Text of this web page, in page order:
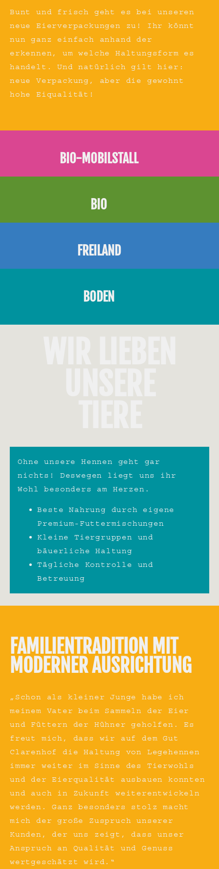
Bunt und frisch geht es bei unseren
neue Eierverpackungen zu! Ihr könnt
nun ganz einfach anhand der
erkennen, um welche Haltungsform es
handelt. Und natürlich gilt hier:
neue Verpackung, aber die gewohnt
hohe Eiqualität!
BIO-MOBILSTALL
BIO
FREILAND
BODEN
Ohne unsere Hennen geht gar
nichts! Deswegen liegt uns ihr
Wohl besonders am Herzen.
Beste Nahrung durch eigene
Premium-Futtermischungen
Kleine Tiergruppen und
bäuerliche Haltung
Tägliche Kontrolle und
Betreuung
FAMILIENTRADITION MIT
MODERNER AUSRICHTUNG
„Schon als kleiner Junge habe ich
meinem Vater beim Sammeln der Eier
und Füttern der Hühner geholfen. Es
freut mich, dass wir auf dem Gut
Clarenhof die Haltung von Legehennen
immer weiter im Sinne des Tierwohls
und der Eierqualität ausbauen konnten
und auch in Zukunft weiterentwickeln
werden. Ganz besonders stolz macht
mich der große Zuspruch unserer
Kunden, der uns zeigt, dass unser
Anspruch an Qualität und Genuss
wertgeschätzt wird.“